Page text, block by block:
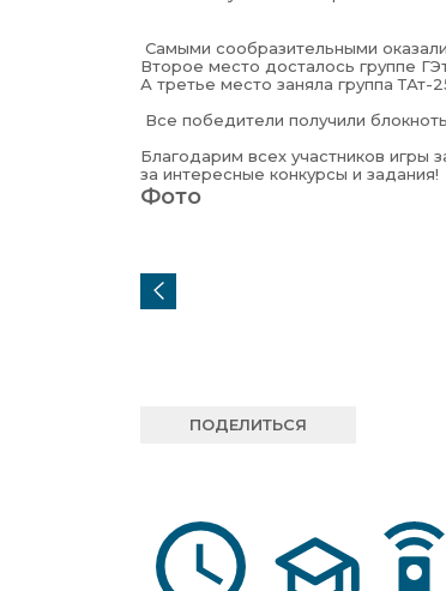
Самыми сообразительными
Второе место досталось группе
А третье место заняла группа ТАт-
Все победители получили
Благодарим всех участников игры
за интересные конкурсы и задания!
Фото
ПОДЕЛИТЬСЯ